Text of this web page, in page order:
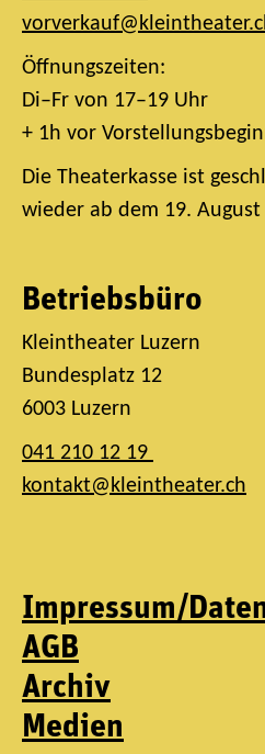
Öffnungszeiten:
Di–Fr von 17–19 Uhr
+ 1h vor
Die Theaterkasse ist
wieder ab dem 19. August
Betriebsbüro
Kleintheater Luzern
Bundesplatz 12
6003 Luzern
041 210 12 19
kontakt@kleintheater.ch
Impressum/
AGB
Archiv
Medien